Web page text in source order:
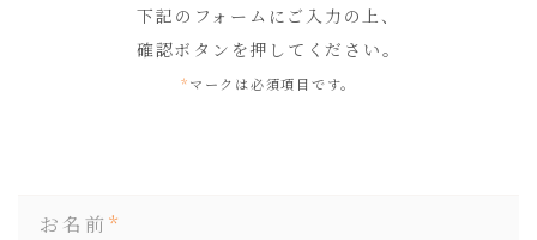
​下記のフォームにご入力の上、
確認ボタンを押してください。
*マークは必須項目です。
お名前